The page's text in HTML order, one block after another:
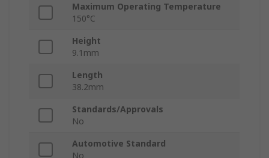
Maximum Operating Temperature
150°C
Height
9.1mm
Length
38.2mm
Standards/Approvals
No
Automotive Standard
No